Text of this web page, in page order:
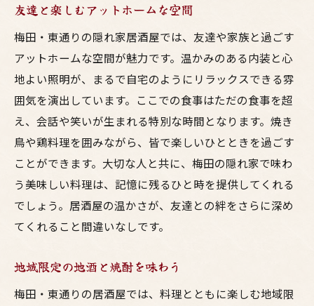
友達と楽しむアットホームな空間
梅田・東通りの隠れ家居酒屋では、友達や家族と過ごす
アットホームな空間が魅力です。温かみのある内装と心
地よい照明が、まるで自宅のようにリラックスできる雰
囲気を演出しています。ここでの食事はただの食事を超
え、会話や笑いが生まれる特別な時間となります。焼き
鳥や鶏料理を囲みながら、皆で楽しいひとときを過ごす
ことができます。大切な人と共に、梅田の隠れ家で味わ
う美味しい料理は、記憶に残るひと時を提供してくれる
でしょう。居酒屋の温かさが、友達との絆をさらに深め
てくれること間違いなしです。
地域限定の地酒と焼酎を味わう
梅田・東通りの居酒屋では、料理とともに楽しむ地域限